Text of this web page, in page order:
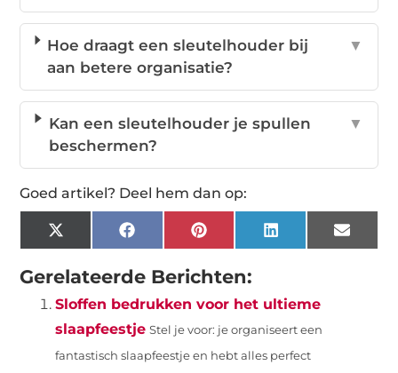
Hoe draagt een sleutelhouder bij
aan betere organisatie?
▼
Kan een sleutelhouder je spullen
beschermen?
▼
Goed artikel? Deel hem dan op:
X
(Twitter)
FacebookPinterestLinkedInEmail
Gerelateerde Berichten:
Sloffen bedrukken voor het ultieme
slaapfeestje Stel je voor: je organiseert een
fantastisch slaapfeestje en hebt alles perfect